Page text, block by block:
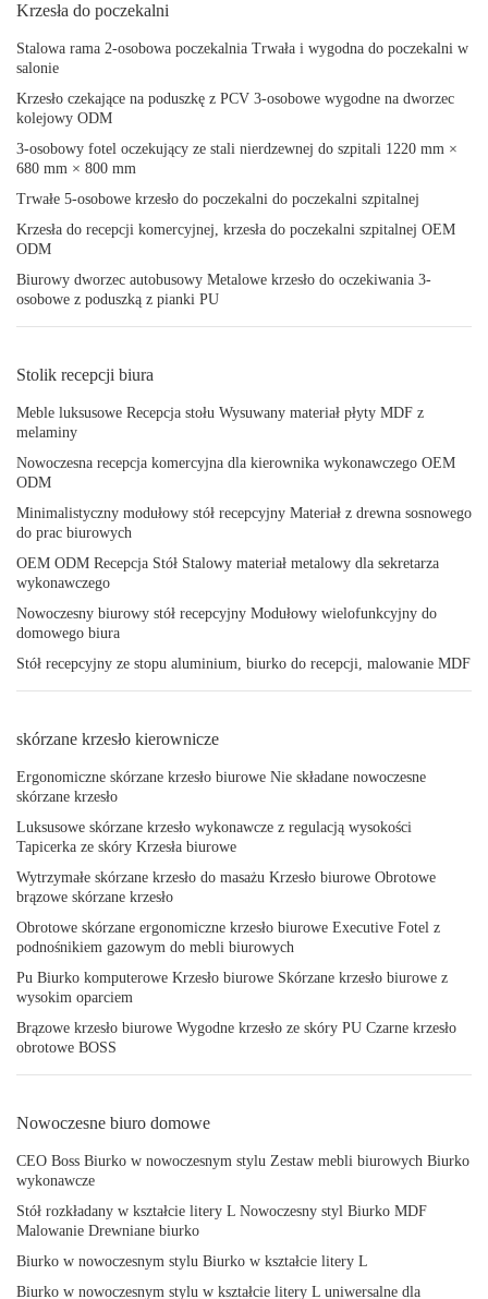
Krzesła do poczekalni
Stalowa rama 2-osobowa poczekalnia Trwała i wygodna do poczekalni w
salonie
Krzesło czekające na poduszkę z PCV 3-osobowe wygodne na dworzec
kolejowy ODM
3-osobowy fotel oczekujący ze stali nierdzewnej do szpitali 1220 mm ×
680 mm × 800 mm
Trwałe 5-osobowe krzesło do poczekalni do poczekalni szpitalnej
Krzesła do recepcji komercyjnej, krzesła do poczekalni szpitalnej OEM
ODM
Biurowy dworzec autobusowy Metalowe krzesło do oczekiwania 3-
osobowe z poduszką z pianki PU
Stolik recepcji biura
Meble luksusowe Recepcja stołu Wysuwany materiał płyty MDF z
melaminy
Nowoczesna recepcja komercyjna dla kierownika wykonawczego OEM
ODM
Minimalistyczny modułowy stół recepcyjny Materiał z drewna sosnowego
do prac biurowych
OEM ODM Recepcja Stół Stalowy materiał metalowy dla sekretarza
wykonawczego
Nowoczesny biurowy stół recepcyjny Modułowy wielofunkcyjny do
domowego biura
Stół recepcyjny ze stopu aluminium, biurko do recepcji, malowanie MDF
skórzane krzesło kierownicze
Ergonomiczne skórzane krzesło biurowe Nie składane nowoczesne
skórzane krzesło
Luksusowe skórzane krzesło wykonawcze z regulacją wysokości
Tapicerka ze skóry Krzesła biurowe
Wytrzymałe skórzane krzesło do masażu Krzesło biurowe Obrotowe
brązowe skórzane krzesło
Obrotowe skórzane ergonomiczne krzesło biurowe Executive Fotel z
podnośnikiem gazowym do mebli biurowych
Pu Biurko komputerowe Krzesło biurowe Skórzane krzesło biurowe z
wysokim oparciem
Brązowe krzesło biurowe Wygodne krzesło ze skóry PU Czarne krzesło
obrotowe BOSS
Nowoczesne biuro domowe
CEO Boss Biurko w nowoczesnym stylu Zestaw mebli biurowych Biurko
wykonawcze
Stół rozkładany w kształcie litery L Nowoczesny styl Biurko MDF
Malowanie Drewniane biurko
Biurko w nowoczesnym stylu Biurko w kształcie litery L
Biurko w nowoczesnym stylu w kształcie litery L uniwersalne dla